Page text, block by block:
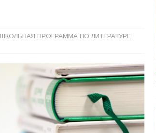
ШКОЛЬНАЯ ПРОГРАММА ПО ЛИТЕРАТУРЕ